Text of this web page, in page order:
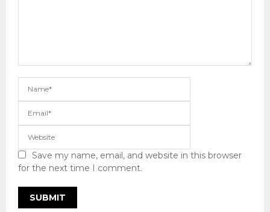
Save my name, email, and website in this browser
for the next time I comment.